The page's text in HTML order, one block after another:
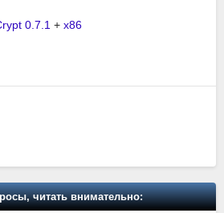
0.7.1 + x86
читать внимательно: